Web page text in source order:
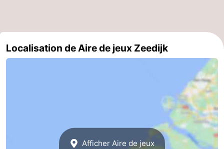
Route
Localisation de Aire de jeux Zeedijk
Afficher Aire de jeux